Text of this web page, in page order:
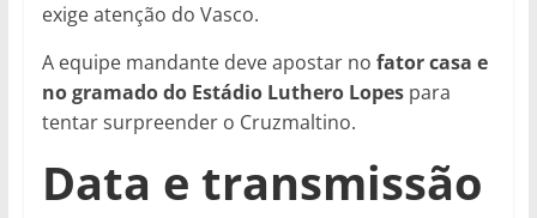
exige atenção do Vasco.
A equipe mandante deve apostar no fator casa e
no gramado do Estádio Luthero Lopespara
tentar surpreender o Cruzmaltino.
Data e transmissão